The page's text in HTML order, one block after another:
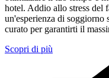
hotel. Addio allo stress del
un'esperienza di soggiorno
curato per garantirti il
Scopri di più